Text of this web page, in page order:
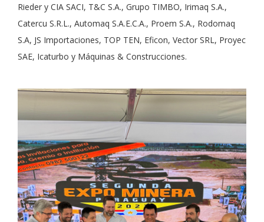
Rieder y CIA SACI, T&C S.A., Grupo TIMBO, Irimaq S.A.,
Catercu S.R.L., Automaq S.A.E.C.A., Proem S.A., Rodomaq
S.A, JS Importaciones, TOP TEN, Eficon, Vector SRL, Proyec
SAE, Icaturbo y Máquinas & Construcciones.